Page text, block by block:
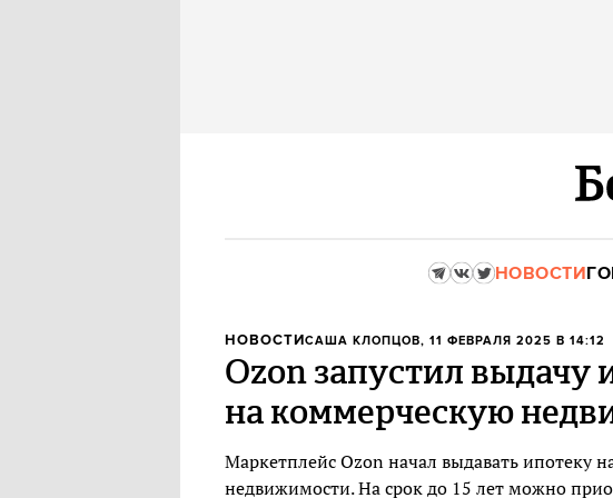
НОВОСТИ
НОВОСТИСАША КЛОПЦОВ, 11 ФЕВРАЛЯ 2025 В 14:12
Ozon запустил выдачу
на коммерческую
Маркетплейс Ozon начал выдавать ипотеку
недвижимости. На срок до 15 лет можно